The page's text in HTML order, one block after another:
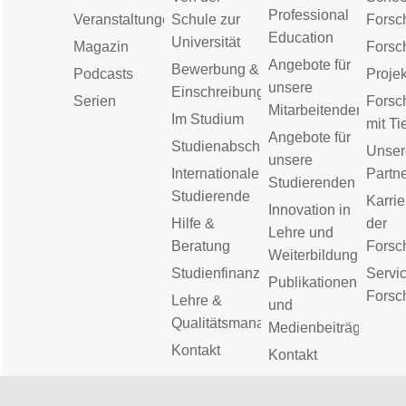
Veranstaltungen
Magazin
Podcasts
Serien
Schule zur
Universität
Bewerbung &
Einschreibung
Im Studium
Studienabschluss
Internationale
Studierende
Hilfe &
Beratung
Studienfinanzierung
Lehre &
Qualitätsmanagement
Kontakt
Professional
Education
Angebote für
unsere
Mitarbeitenden
Angebote für
unsere
Studierenden
Innovation in
Lehre und
Weiterbildung
Publikationen
und
Medienbeiträge
Kontakt
mit
der